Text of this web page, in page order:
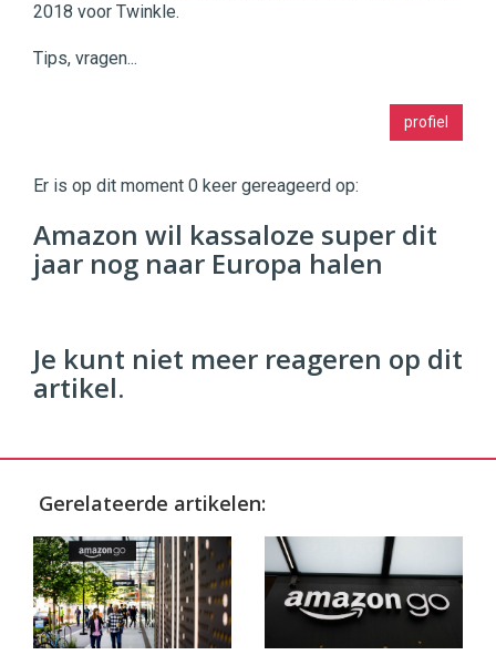
2018 voor Twinkle.
Tips, vragen...
profiel
Commerce https://twinklemagazine.nl
96 54
Er is op dit moment 0 keer gereageerd op:
Amazon wil kassaloze super dit
jaar nog naar Europa halen
Je kunt niet meer reageren op dit
artikel.
Gerelateerde artikelen: